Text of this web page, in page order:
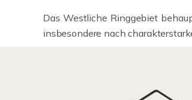
Das Westliche Ringgebiet
insbesondere nach